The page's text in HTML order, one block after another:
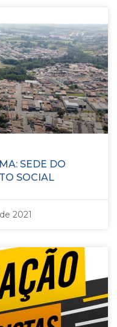
SEDE DO
SOCIAL
2021